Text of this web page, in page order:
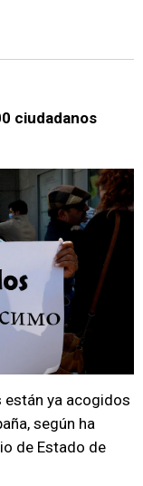
ciudadanos
están ya acogidos
según ha
de Estado de